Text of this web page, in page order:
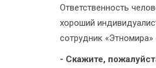
Ответственность
хороший
сотрудник «Этномира»
- Скажите,